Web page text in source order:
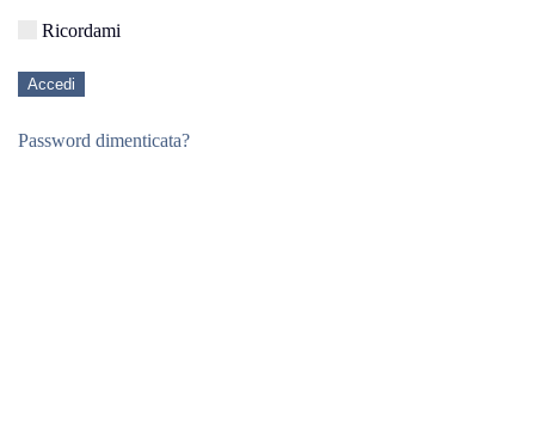
Ricordami
Accedi
Password dimenticata?